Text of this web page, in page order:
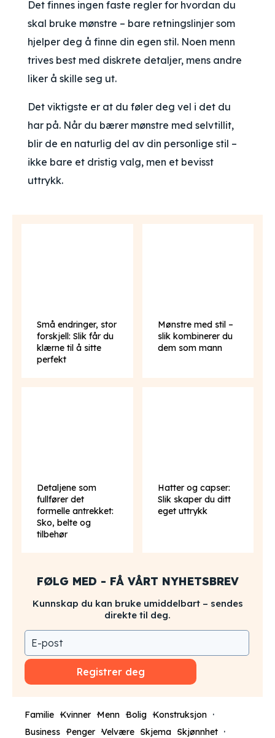
Det finnes ingen faste regler for hvordan du
skal bruke mønstre – bare retningslinjer som
hjelper deg å finne din egen stil. Noen menn
trives best med diskrete detaljer, mens andre
liker å skille seg ut.
Det viktigste er at du føler deg vel i det du
har på. Når du bærer mønstre med selvtillit,
blir de en naturlig del av din personlige stil –
ikke bare et dristig valg, men et bevisst
uttrykk.
Små endringer, stor
forskjell: Slik får du
klærne til å sitte
perfekt
Mønstre med stil –
slik kombinerer du
dem som mann
Detaljene som
fullfører det
formelle antrekket:
Sko, belte og
tilbehør
Hatter og capser:
Slik skaper du ditt
eget uttrykk
FØLG MED - FÅ VÅRT NYHETSBREV
Kunnskap du kan bruke umiddelbart – sendes
direkte til deg.
Registrer deg
Familie Kvinner Menn Bolig Konstruksjon
Business Penger Velvære Skjema Skjønnhet